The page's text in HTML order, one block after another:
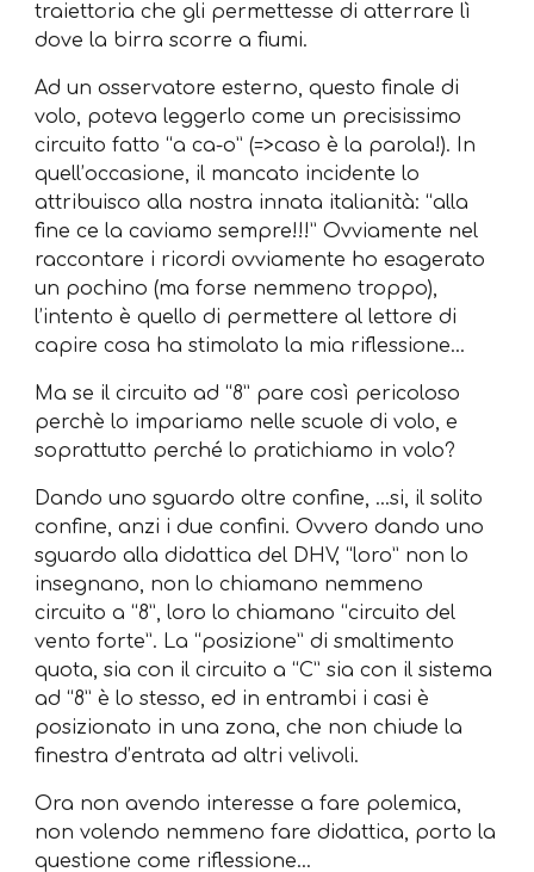
traiettoria che gli permettesse di atterrare lì
dove la birra scorre a fiumi.
Ad un osservatore esterno, questo finale di
volo, poteva leggerlo come un precisissimo
circuito fatto “a ca-o” (=>caso è la parola!). In
quell’occasione, il mancato incidente lo
attribuisco alla nostra innata italianità: “alla
fine ce la caviamo sempre!!!” Ovviamente nel
raccontare i ricordi ovviamente ho esagerato
un pochino (ma forse nemmeno troppo),
l’intento è quello di permettere al lettore di
capire cosa ha stimolato la mia riflessione…
Ma se il circuito ad “8” pare così pericoloso
perchè lo impariamo nelle scuole di volo, e
soprattutto perché lo pratichiamo in volo?
Dando uno sguardo oltre confine, …si, il solito
confine, anzi i due confini. Ovvero dando uno
sguardo alla didattica del DHV, “loro” non lo
insegnano, non lo chiamano nemmeno
circuito a “8”, loro lo chiamano “circuito del
vento forte”. La “posizione” di smaltimento
quota, sia con il circuito a “C” sia con il sistema
ad “8” è lo stesso, ed in entrambi i casi è
posizionato in una zona, che non chiude la
finestra d’entrata ad altri velivoli.
Ora non avendo interesse a fare polemica,
non volendo nemmeno fare didattica, porto la
questione come riflessione…